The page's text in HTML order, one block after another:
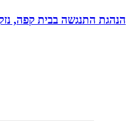
הנהגת התנגשה בבית קפה,